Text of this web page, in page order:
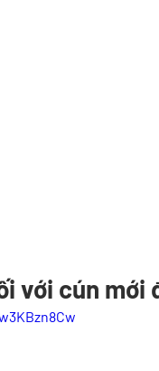
với cún mới